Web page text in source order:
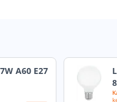
A60 E27